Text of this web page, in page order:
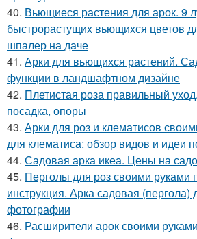
40. Вьющиеся растения для арок. 9
быстрорастущих вьющихся цветов
шпалер на даче
41. Арки для вьющихся растений.
функции в ландшафтном дизайне
42. Плетистая роза правильный
посадка, опоры
43. Арки для роз и клематисов
для клематиса: обзор видов и идеи
44. Садовая арка икеа. Цены на
45. Перголы для роз своими руками
инструкция. Арка садовая (пергола)
фотографии
46. Расширители арок своими